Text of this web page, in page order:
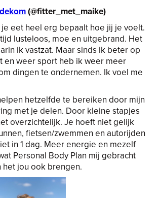
(@fitter_met_maike)
eet heel erg bepaalt hoe jij je voelt.
lusteloos, moe en uitgebrand. Het
ik vastzat. Maar sinds ik beter op
en weer sport heb ik weer meer
dingen te ondernemen. Ik voel me
hetzelfde te bereiken door mijn
met je delen. Door kleine stapjes
overzichtelijk. Je hoeft niet gelijk
fietsen/zwemmen en autorijden
in 1 dag. Meer energie en mezelf
Personal Body Plan mij gebracht
het jou ook brengen.